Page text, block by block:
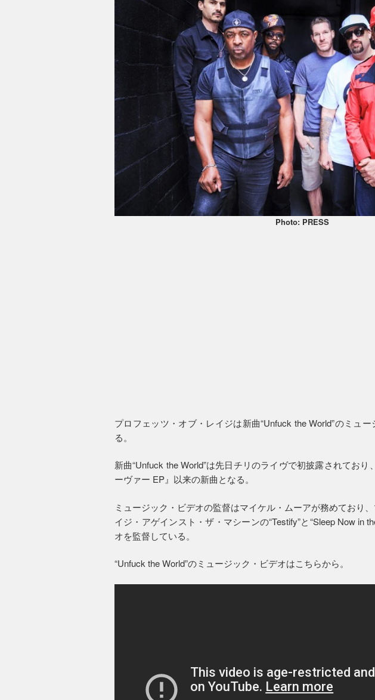
Photo: PRESS
プロフェッツ・オブ・レイジは新曲“Unfuck the World”のミュ
る。
新曲“Unfuck the World”は先日チリのライヴで初披露されてお
ーヴァー EP』以来の新曲となる。
ミュージック・ビデオの監督はマイケル・ムーアが務めており
イジ・アゲインスト・ザ・マシーンの“Testify”と“Sleep Now in
オを監督している。
“Unfuck the World”のミュージック・ビデオはこちらから。